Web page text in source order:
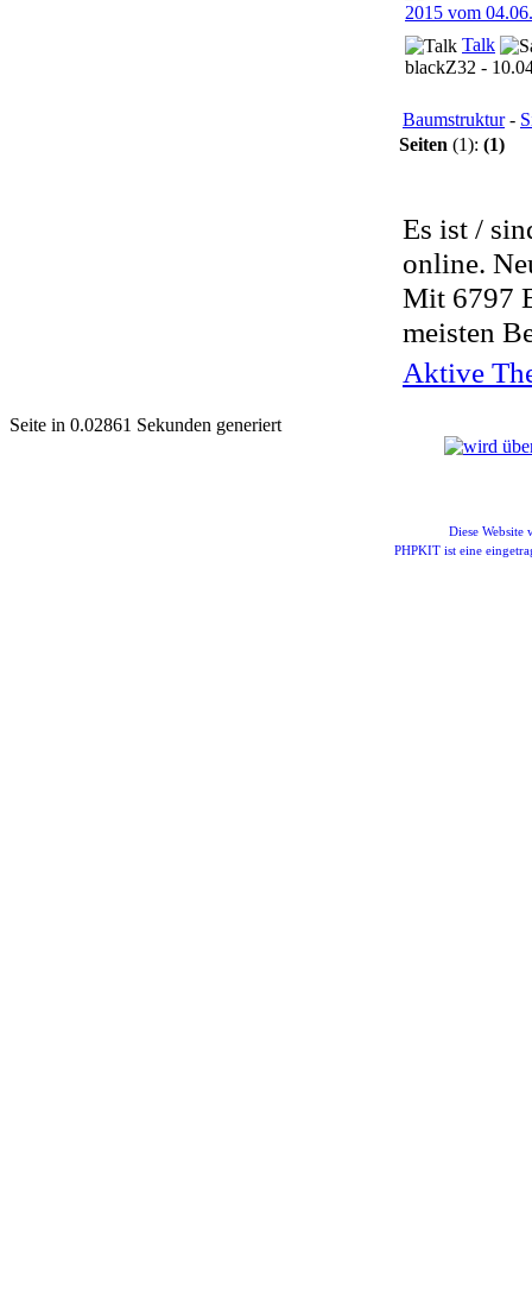
2015 vom
Talk
blackZ32 -
Baumstruktur-
Seiten (1): (1)
Es ist /
online.
Mit 6797
meisten
Aktive
Seite in 0.02861 Sekunden generiert
Diese Website
PHPKIT ist eine